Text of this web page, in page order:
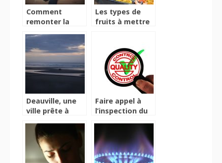
Comment
remonter la
avoir perdu une
personne
proche ?
Les types de
fruits à mettre
la paella
Deauville, une
ville prête à
événements
durant toute
l’année
Faire appel à
l’inspection du
procédure à
suivre